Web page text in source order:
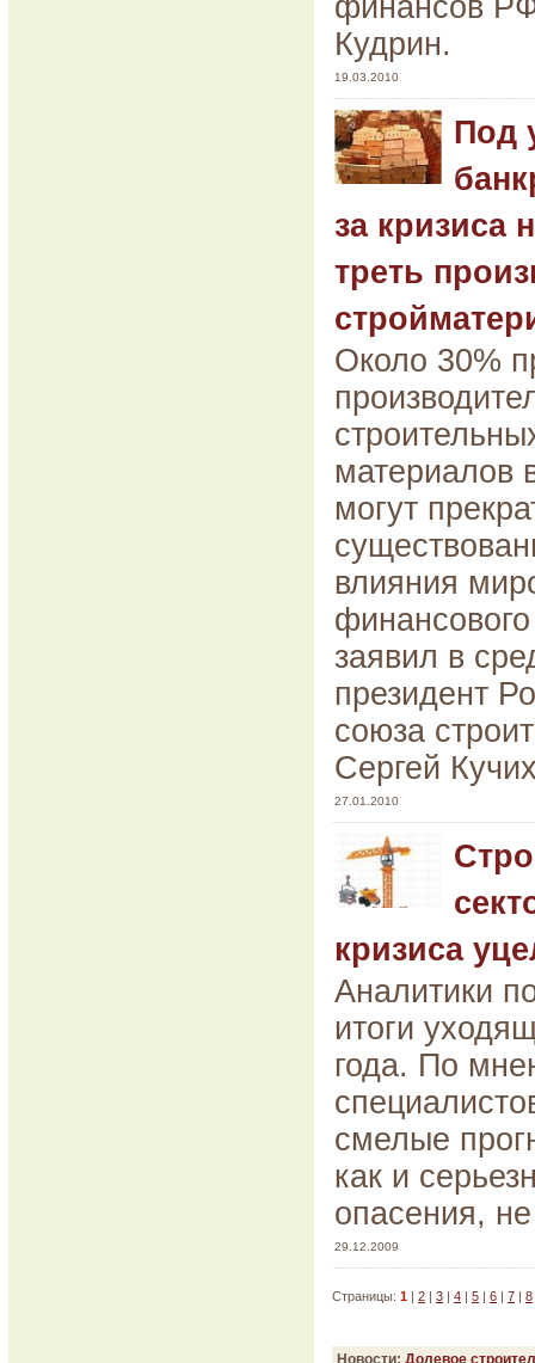
финансов
Кудрин.
19.03.2010
Под
за кризиса
треть
Около 30%
материалов
могут
влияния
заявил в
президент
союза
Сергей
27.01.2010
кризиса
Аналитики
итоги
года. По
смелые
как и
опасения,
29.12.2009
Страницы: 1 | 2 | 3 | 4 | 5 | 6 | 7 | 8
Новости: Долевое